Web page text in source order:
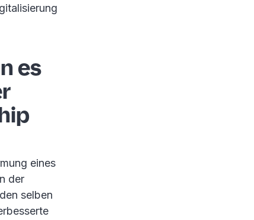
es
eines
der
selben